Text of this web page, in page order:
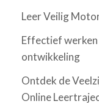
Leer Veilig
Effectief
ontwikkeling
Ontdek de
Online